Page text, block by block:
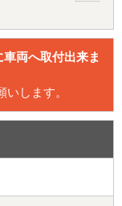
両へ取付出来ま
します。